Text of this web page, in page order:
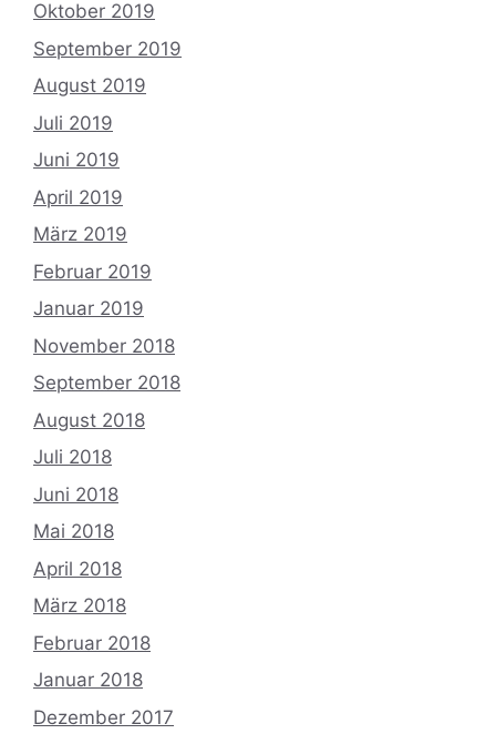
Oktober 2019
September 2019
August 2019
Juli 2019
Juni 2019
April 2019
März 2019
Februar 2019
Januar 2019
November 2018
September 2018
August 2018
Juli 2018
Juni 2018
Mai 2018
April 2018
März 2018
Februar 2018
Januar 2018
Dezember 2017